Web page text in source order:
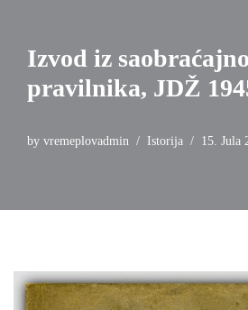
Izvod iz
pravilnika, JDŽ
by vremeplovadmin Istorija 15. Jula